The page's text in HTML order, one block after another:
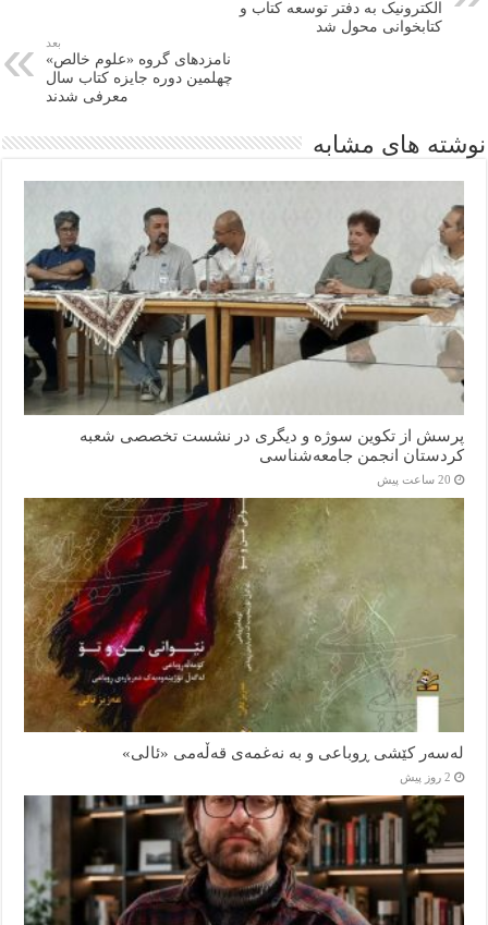
الکترونیک به دفتر توسعه کتاب و
کتابخوانی محول شد
بعد
نامزدهای گروه «علوم خالص»
چهلمین دوره جایزه کتاب سال
معرفی شدند
نوشته های مشابه
پرسش از تکوین سوژه و دیگری در نشست تخصصی شعبه
کردستان انجمن جامعه‌شناسی
20 ساعت پیش
لەسەر کێشی ڕوباعی و به نەغمەی قەڵەمی «ئالی»
2 روز پیش